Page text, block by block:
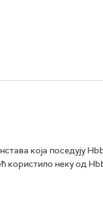
која поседују
користило неку од